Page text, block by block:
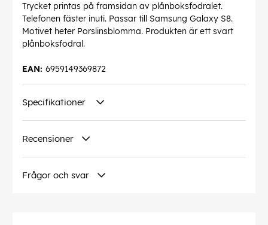
Trycket printas på framsidan av plånboksfodralet.
Telefonen fäster inuti. Passar till Samsung Galaxy S8.
Motivet heter Porslinsblomma. Produkten är ett svart
plånboksfodral.
6959149369872
EAN:
Specifikationer
Recensioner
Frågor och svar